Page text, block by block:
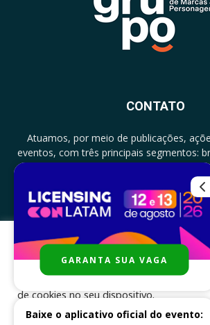
CONTATO
Atuamos, por meio de publicações,
eventos, com três principais segmentos:
licenciamento e zero a três com a
documentar, proporcionar encontro de
parcerias.
CONTATO: +5511994513097 -
SIGA-NOS
Para melhor experiência e navegação,
cookies, de acordo com a nossa
Política
clicar em “aceito”, você concorda com o
de cookies no seu dispositivo.
ACEITAR
GARANTA SUA VAGA
Baixe o aplicativo oficial do evento: